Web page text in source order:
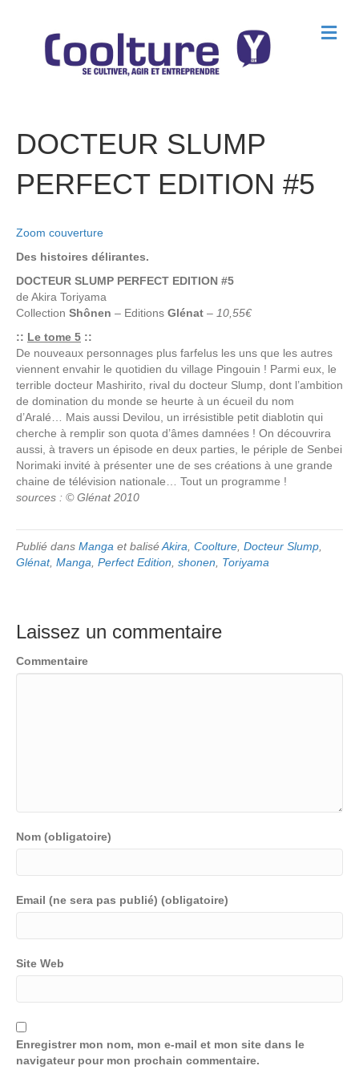
M
e
DOCTEUR SLUMP
PERFECT EDITION #5
Zoom couverture
Des histoires délirantes.
DOCTEUR SLUMP PERFECT EDITION #5
de Akira Toriyama
Collection Shônen – Editions Glénat – 10,55€
:: Le tome 5 ::
De nouveaux personnages plus farfelus les uns que les autres
viennent envahir le quotidien du village Pingouin ! Parmi eux, le
terrible docteur Mashirito, rival du docteur Slump, dont l’ambition
de domination du monde se heurte à un écueil du nom
d’Aralé… Mais aussi Devilou, un irrésistible petit diablotin qui
cherche à remplir son quota d’âmes damnées ! On découvrira
aussi, à travers un épisode en deux parties, le périple de Senbei
Norimaki invité à présenter une de ses créations à une grande
chaine de télévision nationale… Tout un programme !
sources : © Glénat 2010
Publié dans Manga et baliséAkira Coolture Docteur Slump
Glénat, Manga Perfect Edition shonen Toriyama
Laissez un commentaire
Commentaire
Nom (obligatoire)
Email (ne sera pas publié) (obligatoire)
Site Web
Enregistrer mon nom, mon e-mail et mon site dans le
navigateur pour mon prochain commentaire.